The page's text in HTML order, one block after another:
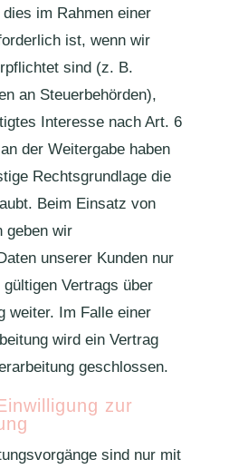
im Rahmen einer
ist, wenn wir
sind (z. B.
an Steuerbehörden),
Interesse nach Art. 6
der Weitergabe haben
Rechtsgrundlage die
Beim Einsatz von
geben wir
unserer Kunden nur
Vertrags über
weiter. Im Falle einer
wird ein Vertrag
geschlossen.
zur
sind nur mit